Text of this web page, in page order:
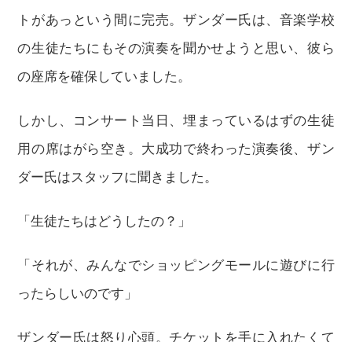
トがあっという間に完売。ザンダー氏は、音楽学校
の生徒たちにもその演奏を聞かせようと思い、彼ら
の座席を確保していました。
しかし、コンサート当日、埋まっているはずの生徒
用の席はがら空き。大成功で終わった演奏後、ザン
ダー氏はスタッフに聞きました。
「生徒たちはどうしたの？」
「それが、みんなでショッピングモールに遊びに行
ったらしいのです」
ザンダー氏は怒り心頭。チケットを手に入れたくて